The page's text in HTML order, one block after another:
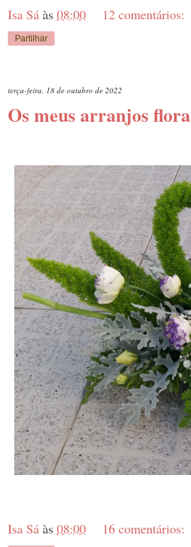
Isa Sá às 08:00 12 comentários:
Partilhar
terça-feira, 18 de outubro de 2022
Os meus arranjos
Isa Sá às 08:00 16 comentários: